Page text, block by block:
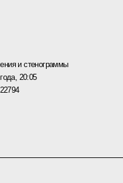
и стенограммы
20:05